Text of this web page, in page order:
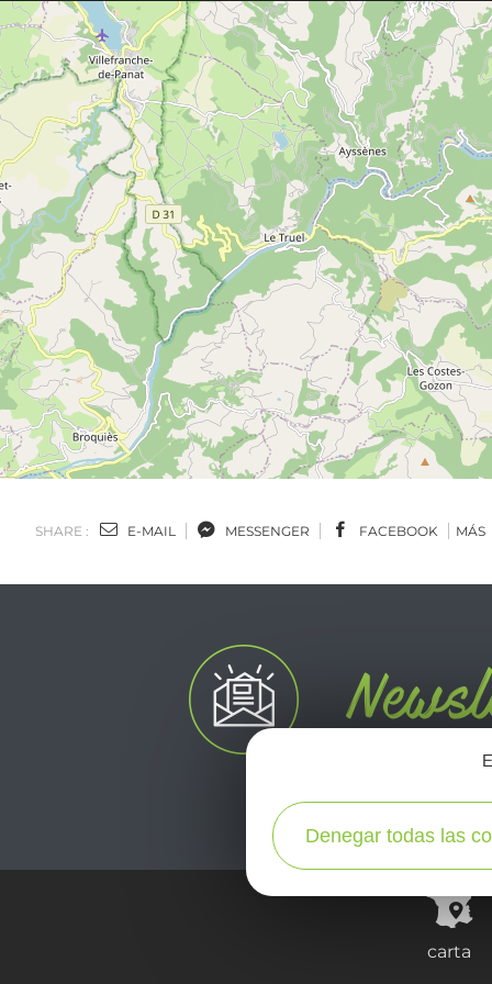
SHARE : E-MAIL MESSENGER FACEBOOK MÁS
carta
Denegar todas las